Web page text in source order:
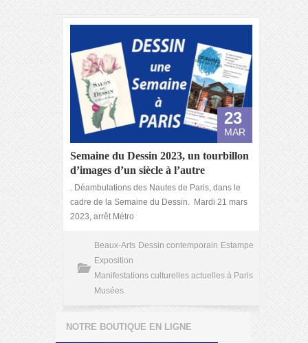
23
MAR
Semaine du Dessin 2023, un tourbillon
d’images d’un siècle à l’autre
. Déambulations des Nautes de Paris, dans le
cadre de la Semaine du Dessin. Mardi 21 mars
2023, arrêt Métro
Beaux-Arts Dessin contemporain Estampe
Exposition
Manifestations culturelles actuelles à Paris
Musées
NOTRE BOUTIQUE EN LIGNE